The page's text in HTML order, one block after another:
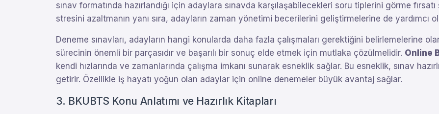
sınav formatında hazırlandığı için adaylara sınavda karşılaşabilecekleri soru tiplerini görme fırsatı
stresini azaltmanın yanı sıra, adayların zaman yönetimi becerilerini geliştirmelerine de yardımcı
Deneme sınavları, adayların hangi konularda daha fazla çalışmaları gerektiğini belirlemelerine
sürecinin önemli bir parçasıdır ve başarılı bir sonuç elde etmek için mutlaka çözülmelidir. Online
kendi hızlarında ve zamanlarında çalışma imkanı sunarak esneklik sağlar. Bu esneklik, sınav
getirir. Özellikle iş hayatı yoğun olan adaylar için online denemeler büyük avantaj sağlar.
3. BKUBTS Konu Anlatımı ve Hazırlık Kitapları